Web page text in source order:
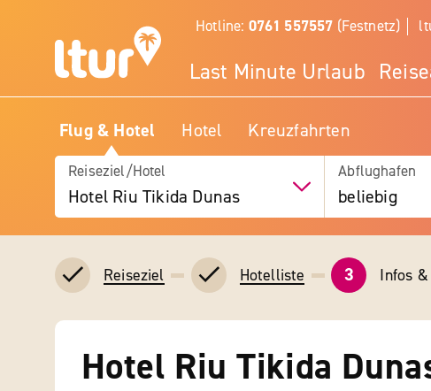
Hotline: 0761 557557 (Festnetz)
Last Minute Urlaub
Flug & Hotel Hotel Kreuzfahrten
Reiseziel/Hotel
Hotel Riu Tikida Dunas
Abflughafen
beliebig
Reiseziel Hotelliste 3 Infos
Hotel Riu Tikida